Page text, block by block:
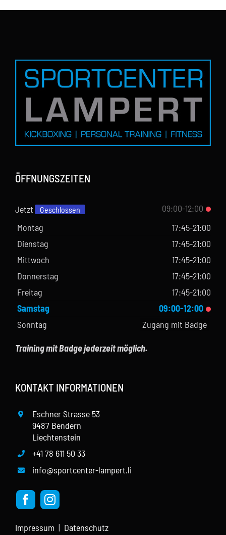
ÖFFNUNGSZEITEN
Jetzt Geschlossen
09:00-12:00
Montag
17:45-21:00
Dienstag
17:45-21:00
Mittwoch
17:45-21:00
Donnerstag
17:45-21:00
Freitag
17:45-21:00
Samstag
09:00-12:00
Sonntag
Zugang mit Badge
Training mit Badge jederzeit möglich.
KONTAKT INFORMATIONEN
Eschner Strasse 53
9487 Bendern
Liechtenstein
+41 78 611 50 33
info@sportcenter-lampert.li
Impressum | Datenschutz